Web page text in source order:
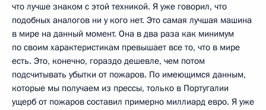
что лучше знаком с этой техникой. Я уже говорил, что
подобных аналогов ни у кого нет. Это самая лучшая машина
в мире на данный момент. Она в два раза как минимум
по своим характеристикам превышает все то, что в мире
есть. Это, конечно, гораздо дешевле, чем потом
подсчитывать убытки от пожаров. По имеющимся данным,
которые мы получаем из прессы, только в Португалии
ущерб от пожаров составил примерно миллиард евро. Я уже